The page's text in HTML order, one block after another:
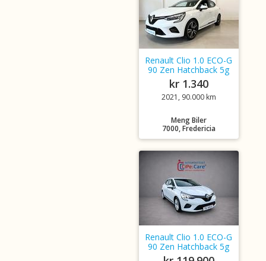
Renault Clio 1.0 ECO-G
90 Zen Hatchback 5g
kr 1.340
2021, 90.000 km
Meng Biler
7000, Fredericia
Renault Clio 1.0 ECO-G
90 Zen Hatchback 5g